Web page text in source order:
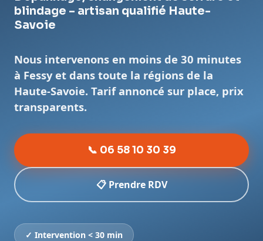
blindage – artisan qualifié Haute-
Savoie
Nous intervenons en moins de 30 minutes
à Fessy et dans toute la régions de la
Haute-Savoie. Tarif annoncé sur place, prix
transparents.
📞 06 58 10 30 39
📋 Prendre RDV
✓ Intervention < 30 min